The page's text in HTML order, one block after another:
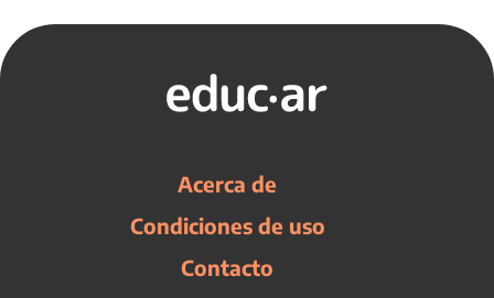
Acerca de
Condiciones de uso
Contacto